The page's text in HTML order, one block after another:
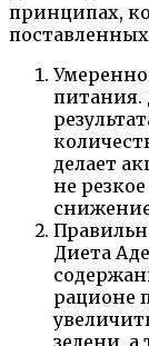
принципах,
питания.
делает
не
Диета
рационе